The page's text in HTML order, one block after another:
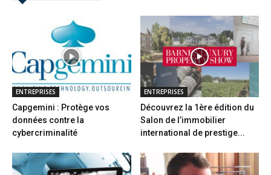
ENTREPRISES
Capgemini : Protège vos
données contre la
cybercriminalité
ENTREPRISES
Découvrez la 1ère édition du
Salon de l’immobilier
international de prestige...